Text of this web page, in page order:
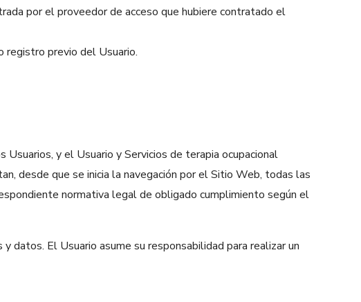
por el proveedor de acceso que hubiere contratado el
registro previo del Usuario.
y el Usuario y Servicios de terapia ocupacional
desde que se inicia la navegación por el Sitio Web, todas las
normativa legal de obligado cumplimiento según el
datos. El Usuario asume su responsabilidad para realizar un